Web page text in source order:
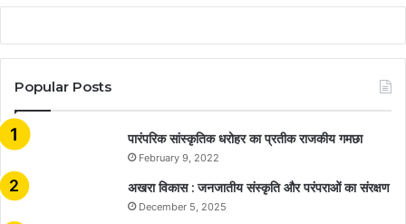
Popular Posts
​​​​​​​पारंपरिक सांस्कृतिक धरोहर का प्रतीक राजकीय गमछा
February 9, 2022
अखरा विकास : जनजातीय संस्कृति और परंपराओं का संरक्षण
December 5, 2025